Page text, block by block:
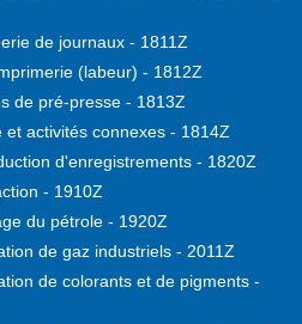
de journaux - 1811Z
(labeur) - 1812Z
de pré-presse - 1813Z
activités connexes - 1814Z
d'enregistrements - 1820Z
- 1910Z
du pétrole - 1920Z
de gaz industriels - 2011Z
de colorants et de pigments -